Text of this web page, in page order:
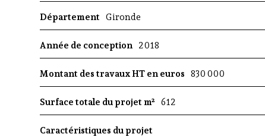
Département Gironde
Année de conception 2018
Montant des travaux HT en euros 830 000
Surface totale du projet m² 612
Caractéristiques du projet